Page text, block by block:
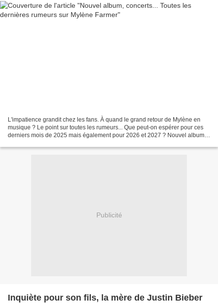
L'impatience grandit chez les fans. À quand le grand retour de Mylène en
musique ? Le point sur toutes les rumeurs... Que peut-on espérer pour ces
derniers mois de 2025 mais également pour 2026 et 2027 ? Nouvel album
Publicité
Inquiète pour son fils, la mère de Justin Bieber